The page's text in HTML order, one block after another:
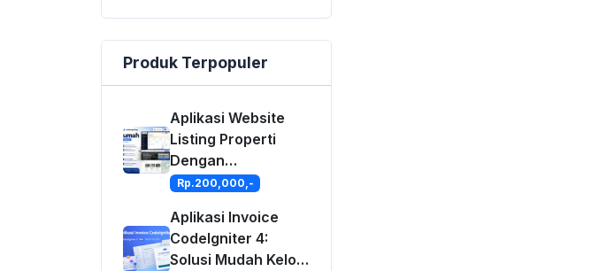
Produk Terpopuler
Aplikasi Website
Listing Properti
Dengan
CodeIgniter 4
Rp.200,000,-
Aplikasi Invoice
CodeIgniter 4:
Solusi Mudah Kelola